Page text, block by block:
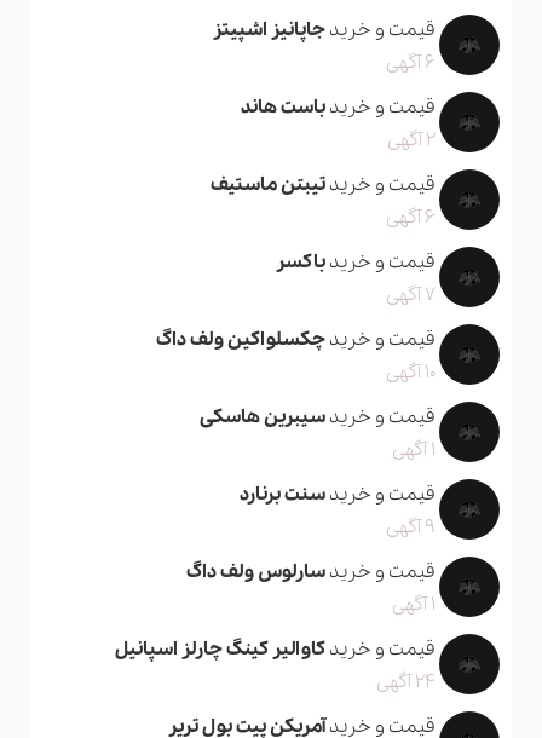
قیمت و خریدجاپانیز اشپیتز
6 آگهی
قیمت و خریدباست هاند
2 آگهی
قیمت و خریدتیبتن ماستیف
6 آگهی
قیمت و خریدباکسر
7 آگهی
قیمت و خریدچکسلواکین ولف داگ
10 آگهی
قیمت و خریدسیبرین هاسکی
1 آگهی
قیمت و خریدسنت برنارد
9 آگهی
قیمت و خریدسارلوس ولف داگ
1 آگهی
قیمت و خریدکاوالیر کینگ چارلز اسپانیل
24 آگهی
قیمت و خریدآمریکن پیت بول تریر